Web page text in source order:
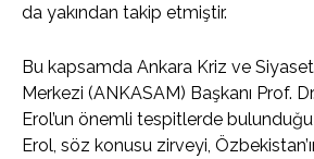
da yakından takip etmiştir.
Bu kapsamda Ankara Kriz ve Siyaset
Merkezi (ANKASAM) Başkanı Prof.
Erol’un önemli tespitlerde
Erol, söz konusu zirveyi,